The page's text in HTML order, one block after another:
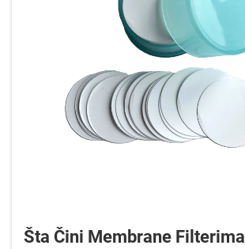
Šta Čini Membrane Filterima